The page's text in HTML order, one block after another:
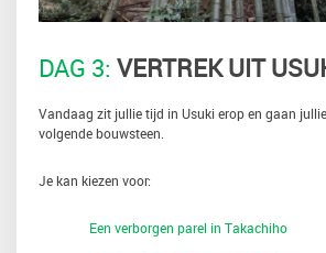
DAG 3: VERTREK UIT
Vandaag zit jullie tijd in Usuki erop en gaan
volgende bouwsteen.
Je kan kiezen voor:
Een verborgen parel in Takachiho